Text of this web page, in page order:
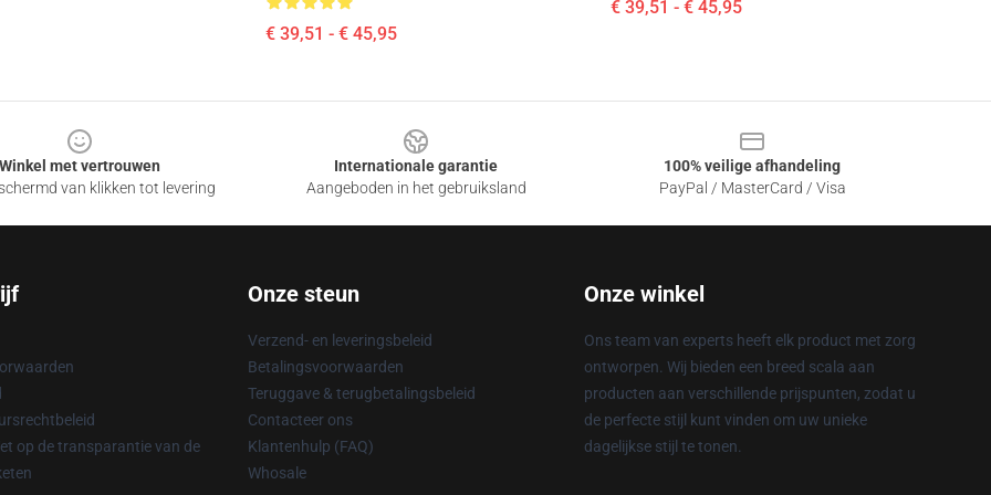
€ 39,51 - € 45,95
€ 39,51 - € 45,95
Winkel met vertrouwen
van klikken tot levering
Internationale garantie
Aangeboden in het gebruiksland
100% veilige afhandeling
PayPal / MasterCard / Visa
op de transparantie van de
Onze steun
Verzend- en leveringsbeleid
Betalingsvoorwaarden
Teruggave & terugbetalingsbeleid
Contacteer ons
Klantenhulp (FAQ)
Whosale
Onze winkel
Ons team van experts heeft elk product met zorg
ontworpen. Wij bieden een breed scala aan
producten aan verschillende prijspunten, zodat u
de perfecte stijl kunt vinden om uw unieke
dagelijkse stijl te tonen.